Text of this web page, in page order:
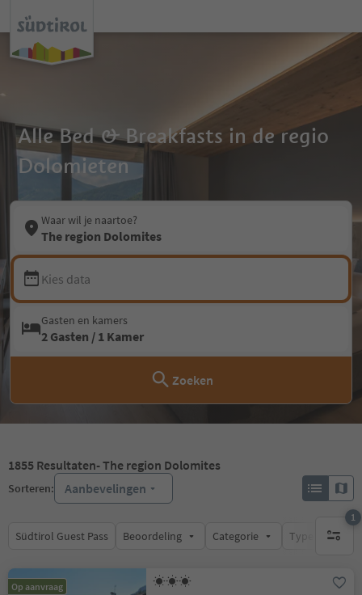
Alle Bed & Breakfasts in de regio
Dolomieten
Waar wil je naartoe?
The region Dolomites
Kies data
Gasten en kamers
2 Gasten / 1 Kamer
Zoeken
1855 Resultaten- The region Dolomites
Sorteren: Aanbevelingen
Südtirol Guest Pass Beoordeling Categorie Type catering
1
1
Op aanvraag